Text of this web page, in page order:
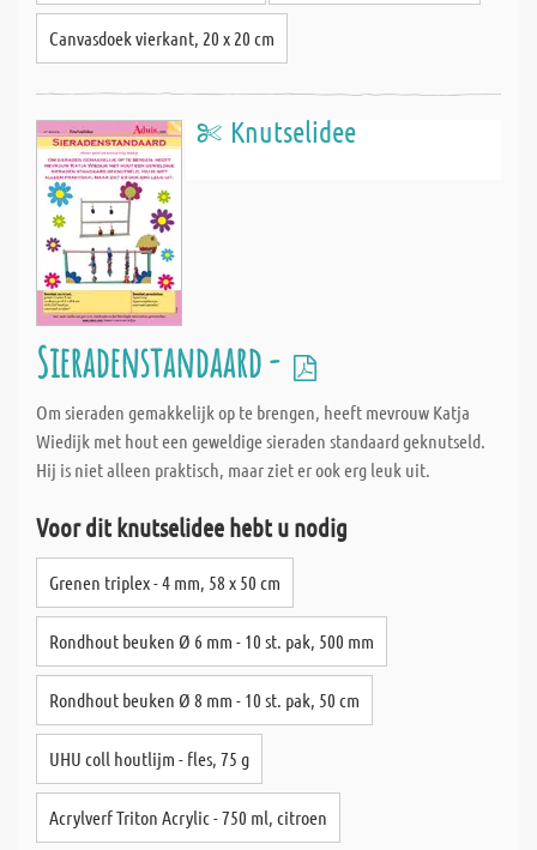
Canvasdoek vierkant, 20 x 20 cm
Knutselidee
Sieradenstandaard -
Om sieraden gemakkelijk op te brengen, heeft mevrouw Katja
Wiedijk met hout een geweldige sieraden standaard geknutseld.
Hij is niet alleen praktisch, maar ziet er ook erg leuk uit.
Voor dit knutselidee hebt u nodig
Grenen triplex - 4 mm, 58 x 50 cm
Rondhout beuken Ø 6 mm - 10 st. pak, 500 mm
Rondhout beuken Ø 8 mm - 10 st. pak, 50 cm
UHU coll houtlijm - fles, 75 g
Acrylverf Triton Acrylic - 750 ml, citroen